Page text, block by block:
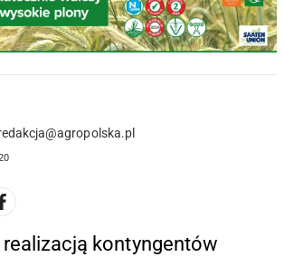
kontyngentów